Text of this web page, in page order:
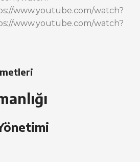
www.youtube.com/watch?
www.youtube.com/watch?